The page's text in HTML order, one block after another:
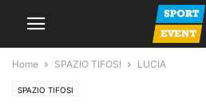
Home SPAZIO TIFOSI LUCIA
SPAZIO TIFOSI